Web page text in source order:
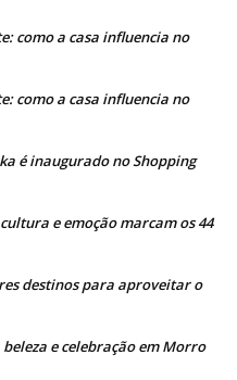
como a casa influencia no
como a casa influencia no
é inaugurado no Shopping
e emoção marcam os 44
destinos para aproveitar o
beleza e celebração em Morro